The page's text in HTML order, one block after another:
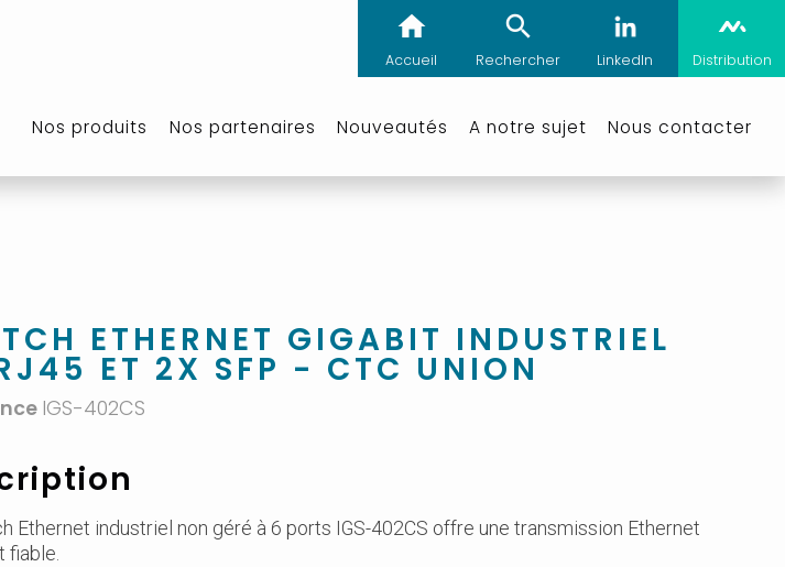
Accueil Rechercher LinkedIn Distribution
Nos produits Nos partenaires Nouveautés A notre sujet Nous contacter
ETHERNET GIGABIT INDUSTRIEL
ET 2X SFP - CTC UNION
IGS-402CS
Ethernet industriel non géré à 6 ports IGS-402CS offre une transmission Ethernet
fiable.